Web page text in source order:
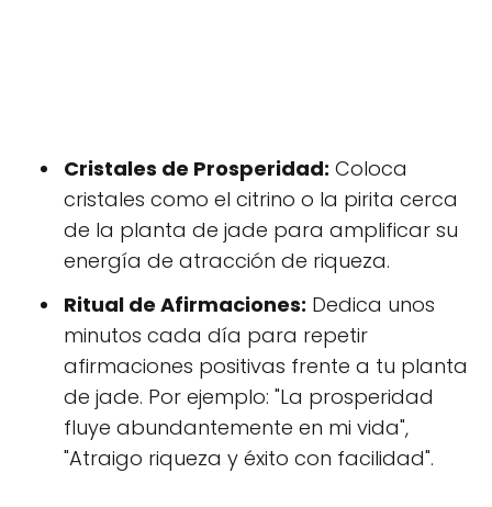
Cristales de Prosperidad: Coloca
cristales como el citrino o la pirita cerca
de la planta de jade para amplificar su
energía de atracción de riqueza.
Ritual de Afirmaciones: Dedica unos
minutos cada día para repetir
afirmaciones positivas frente a tu planta
de jade. Por ejemplo: "La prosperidad
fluye abundantemente en mi vida",
"Atraigo riqueza y éxito con facilidad".